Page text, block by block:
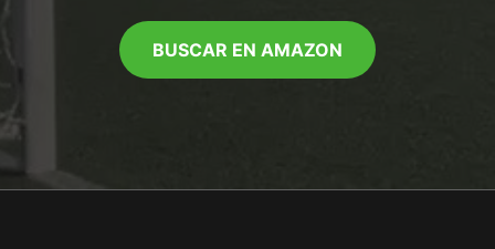
BUSCAR EN AMAZON